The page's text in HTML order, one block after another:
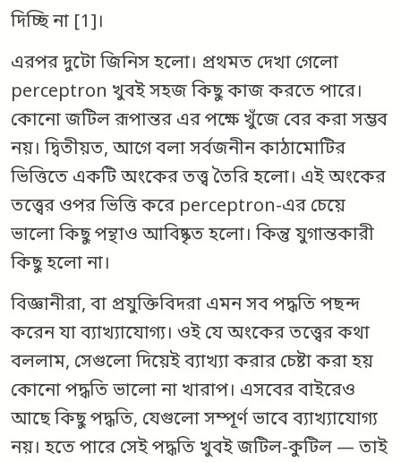
দিচ্ছি না [1]।
এরপর দুটো জিনিস হলো। প্রথমত দেখা গেলো
perceptron খুবই সহজ কিছু কাজ করতে পারে।
কোনো জটিল রূপান্তর এর পক্ষে খুঁজে বের করা সম্ভব
নয়। দ্বিতীয়ত, আগে বলা সর্বজনীন কাঠামোটির
ভিত্তিতে একটি অংকের তত্ত্ব তৈরি হলো। এই অংকের
তত্ত্বের ওপর ভিত্তি করে perceptron-এর চেয়ে
ভালো কিছু পন্থাও আবিষ্কৃত হলো। কিন্তু যুগান্তকারী
কিছু হলো না।
বিজ্ঞানীরা, বা প্রযুক্তিবিদরা এমন সব পদ্ধতি পছন্দ
করেন যা ব্যাখ্যাযোগ্য। ওই যে অংকের তত্ত্বের কথা
বললাম, সেগুলো দিয়েই ব্যাখ্যা করার চেষ্টা করা হয়
কোনো পদ্ধতি ভালো না খারাপ। এসবের বাইরেও
আছে কিছু পদ্ধতি, যেগুলো সম্পূর্ণ ভাবে ব্যাখ্যাযোগ্য
নয়। হতে পারে সেই পদ্ধতি খুবই জটিল-কুটিল — তাই